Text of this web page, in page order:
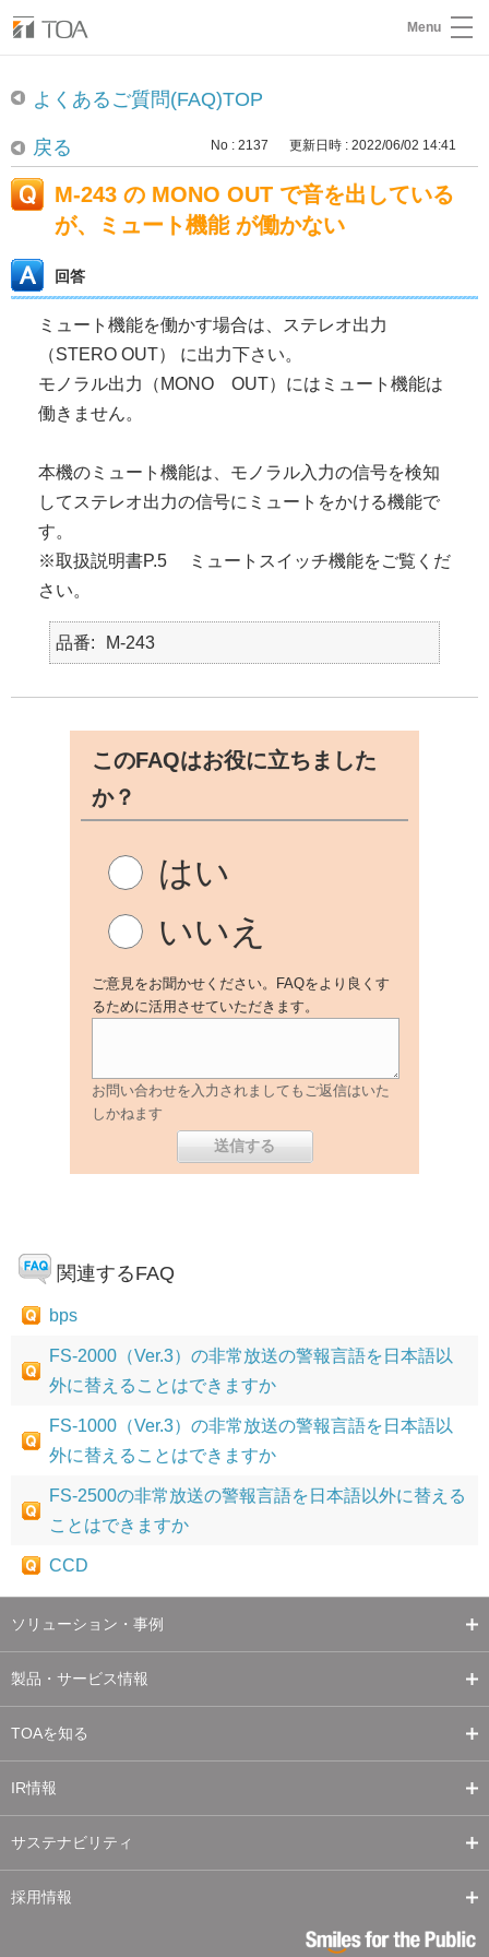
Menu
よくあるご質問(FAQ)TOP
戻る No : 2137 更新日時 : 2022/06/02 14:41
M-243 の MONO OUT で音を出している
が、ミュート機能 が働かない
回答
ミュート機能を働かす場合は、ステレオ出力
（STERO OUT） に出力下さい。
モノラル出力（MONO OUT）にはミュート機能は
働きません。
本機のミュート機能は、モノラル入力の信号を検知
してステレオ出力の信号にミュートをかける機能で
す。
※取扱説明書P.5 ミュートスイッチ機能をご覧くだ
さい。
品番 M-243
このFAQはお役に立ちました
か？
はい
いいえ
ご意見をお聞かせください。FAQをより良くす
るために活用させていただきます。
お問い合わせを入力されましてもご返信はいた
しかねます
関連するFAQ
bps
FS-2000（Ver.3）の非常放送の警報言語を日本語以
外に替えることはできますか
FS-1000（Ver.3）の非常放送の警報言語を日本語以
外に替えることはできますか
FS-2500の非常放送の警報言語を日本語以外に替える
ことはできますか
CCD
ソリューション・事例
製品・サービス情報
TOAを知る
IR情報
サステナビリティ
採用情報